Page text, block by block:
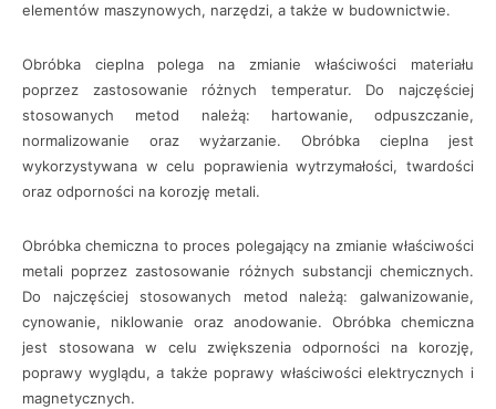
elementów maszynowych, narzędzi, a także w budownictwie.
Obróbka cieplna polega na zmianie właściwości materiału
poprzez zastosowanie różnych temperatur. Do najczęściej
stosowanych metod należą: hartowanie, odpuszczanie,
normalizowanie oraz wyżarzanie. Obróbka cieplna jest
wykorzystywana w celu poprawienia wytrzymałości, twardości
oraz odporności na korozję metali.
Obróbka chemiczna to proces polegający na zmianie właściwości
metali poprzez zastosowanie różnych substancji chemicznych.
Do najczęściej stosowanych metod należą: galwanizowanie,
cynowanie, niklowanie oraz anodowanie. Obróbka chemiczna
jest stosowana w celu zwiększenia odporności na korozję,
poprawy wyglądu, a także poprawy właściwości elektrycznych i
magnetycznych.